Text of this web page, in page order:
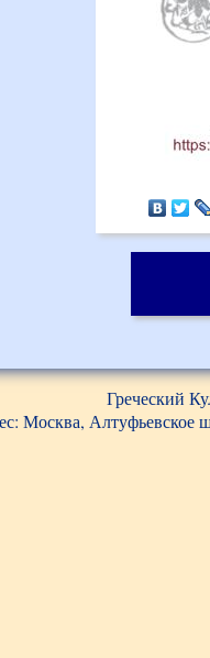
Греческий
Москва, Алтуфьевское